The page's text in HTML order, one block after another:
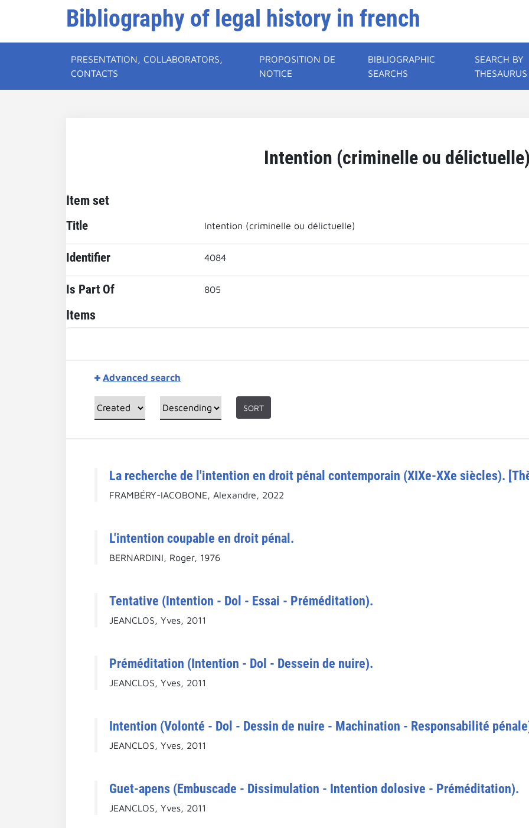
Bibliography of legal history in french
PRESENTATION, COLLABORATORS,
CONTACTS
PROPOSITION DE
NOTICE
BIBLIOGRAPHIC
SEARCHS
SEARCH BY
THESAURUS
Intention (criminelle ou
Item set
Title Intention (criminelle ou délictuelle)
Identifier 4084
Is Part Of 805
Items
Advanced search
SORT
La recherche de l'intention en droit pénal contemporain (XIXe-XXe siècles).
FRAMBÉRY-IACOBONE, Alexandre, 2022
L'intention coupable en droit pénal.
BERNARDINI, Roger, 1976
Tentative (Intention - Dol - Essai - Préméditation).
JEANCLOS, Yves, 2011
Préméditation (Intention - Dol - Dessein de nuire).
JEANCLOS, Yves, 2011
Intention (Volonté - Dol - Dessin de nuire - Machination - Responsabilité
JEANCLOS, Yves, 2011
Guet-apens (Embuscade - Dissimulation - Intention dolosive - Préméditation).
JEANCLOS, Yves, 2011